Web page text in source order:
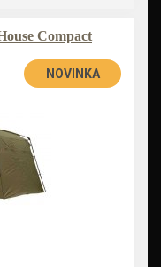
Compact
NOVINKA